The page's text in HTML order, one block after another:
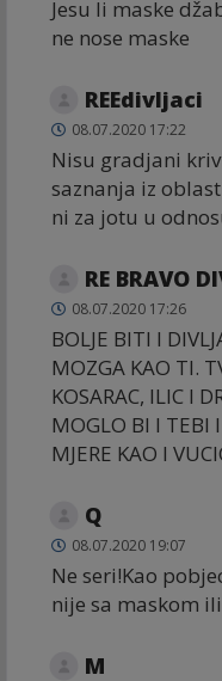
Jesu li maske
ne nose maske
REEdivljaci
08.07.2020 17:22
Nisu gradjani
saznanja iz
ni za jotu u
RE BRAVO
08.07.2020 17:26
BOLJE BITI I
MOZGA KAO TI.
KOSARAC, ILIC I
MOGLO BI I TEBI
MJERE KAO I
Q
08.07.2020 19:07
Ne seri!Kao
nije sa maskom
M